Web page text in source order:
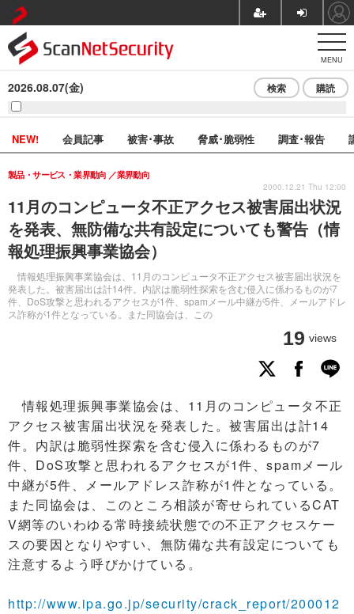
MENU
2026.08.07(金) 検索 購読
NEW! 会員記事 被害･事故 脅威･脆弱性 調査･報告
11月のコンピュータ不正アクセス被害届出状況
を発表、無防備な共有設定についても警告（情
報処理振興事業協会）
情報処理振興事業協会は、11月のコンピュータ不正アクセス被害届出状況を
発表した。被害届出は計14件。内訳は脆弱性探索を含む侵入に係わるものが7
件、DoS攻撃と思われるアクセスが1件、spamメール中継が5件、メールアドレ
ス詐称が1件となっている。また同協会は、この
製品・サービス・業界動向 業界動向
19 views
2000.12.21 Thu 12:00
情報処理振興事業協会は、11月のコンピュータ不正
アクセス被害届出状況を発表した。被害届出は計14
件。内訳は脆弱性探索を含む侵入に係わるものが7
件、DoS攻撃と思われるアクセスが1件、spamメール
中継が5件、メールアドレス詐称が1件となっている。
また同協会は、このところ相談が寄せられているCAT
V網等のいわゆる常時接続状態での不正アクセスケー
スの要因となりやすい、無防備な共有設定についても
注意するよう呼びかけている。
http://www.ipa.go.jp/security/crack_report/200012